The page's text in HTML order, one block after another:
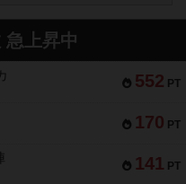
急上昇中
552 PT
170 PT
141 PT